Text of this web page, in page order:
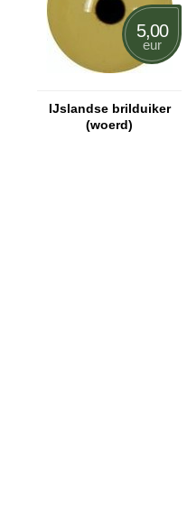
5,00
eur
IJslandse brilduiker
(woerd)